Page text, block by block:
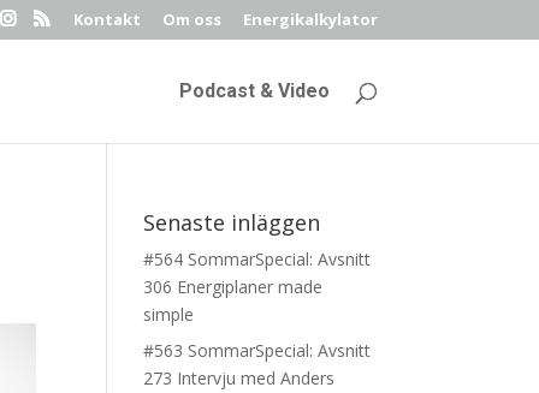
Kontakt Om oss Energikalkylator
Podcast & Video
Senaste inläggen
#564 SommarSpecial: Avsnitt
306 Energiplaner made
simple
#563 SommarSpecial: Avsnitt
273 Intervju med Anders